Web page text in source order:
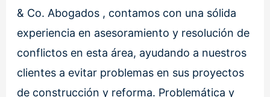
& Co. Abogados , contamos con una sólida
experiencia en asesoramiento y resolución de
conflictos en esta área, ayudando a nuestros
clientes a evitar problemas en sus proyectos
de construcción y reforma. Problemática y